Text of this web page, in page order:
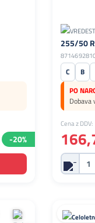
-20%
255/50
C B
PO
Dobava
Cena z DDV: